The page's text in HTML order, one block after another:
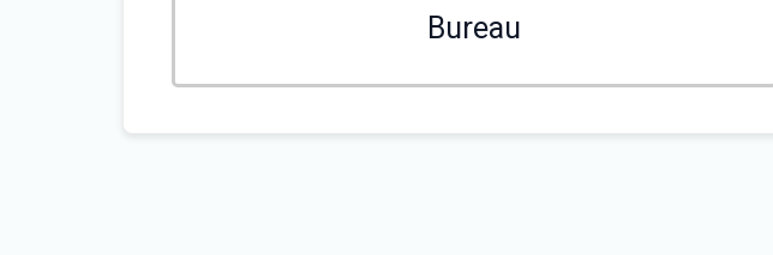
Bureau